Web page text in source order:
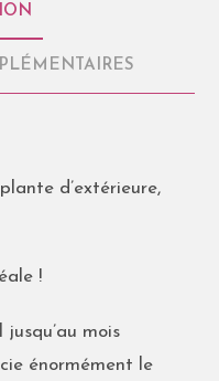
d’extérieure,
!
mois
énormément le